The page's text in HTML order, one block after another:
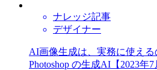
ナレッジ記事
デザイナー
AI画像生成は、実務に使え
Photoshop の生成AI【2023年7